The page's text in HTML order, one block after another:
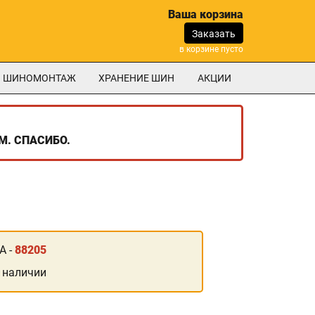
Ваша корзина
Заказать
в корзине пусто
ШИНОМОНТАЖ ХРАНЕНИЕ ШИН АКЦИИ
СПАСИБО.
-88205